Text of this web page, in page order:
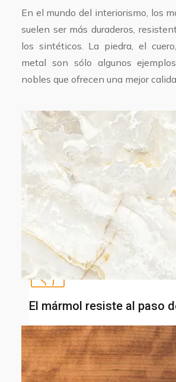
En el mundo del interiorismo, los
suelen ser más duraderos,
los sintéticos. La piedra, el
metal son sólo algunos
nobles que ofrecen una mejor
El mármol resiste al paso